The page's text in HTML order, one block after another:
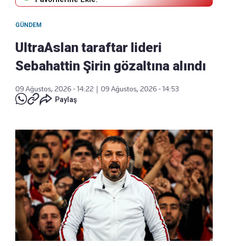
GÜNDEM
UltraAslan taraftar lideri
Sebahattin Şirin gözaltına alındı
09 Ağustos, 2026 - 14:22
09 Ağustos, 2026 - 14:53
Paylaş